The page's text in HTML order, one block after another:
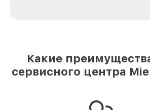
Какие
сервисного центра